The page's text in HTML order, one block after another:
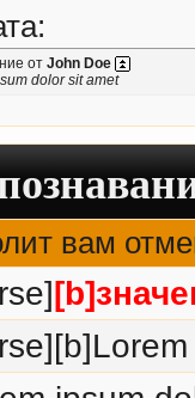
от John Doe
dolor sit amet
вам